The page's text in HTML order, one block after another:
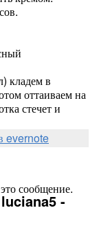
кладем в
оттаиваем на
стечет и
evernote
сообщение.
-